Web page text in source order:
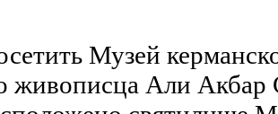
Музей
живописца Али